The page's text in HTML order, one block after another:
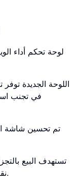
اللوحة الجديدة
في تجنب
تم تحسين شاشة
نقاط البيع الخاصة بهم بأسعار معقولة جدًا.